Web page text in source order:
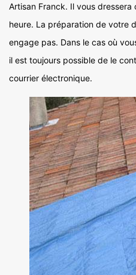
Artisan Franck. Il vous dressera
heure. La préparation de votre
engage pas. Dans le cas où
il est toujours possible de le
courrier électronique.